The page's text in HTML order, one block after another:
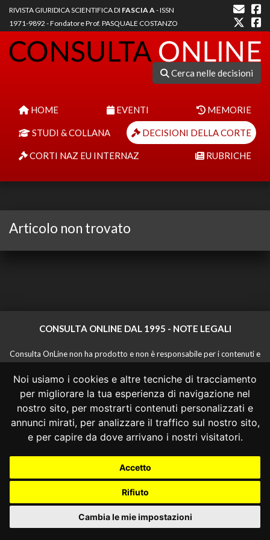
Noi usiamo i cookies e altre tecniche di tracciamento
per migliorare la tua esperienza di navigazione nel
nostro sito, per mostrarti contenuti personalizzati e
annunci mirati, per analizzare il traffico sul nostro sito,
e per capire da dove arrivano i nostri visitatori.
Accetto
Rifiuto
Cambia le mie impostazioni
RIVISTA GIURIDICA SCIENTIFICA DI FASCIA A- ISSN
1971-9892 - Fondatore Prof. PASQUALE COSTANZO
Cerca nelle decisioni
HOME EVENTI MEMORIE
STUDI & COLLANA DECISIONI DELLA CORTE
CORTI NAZ EU INTERNAZ RUBRICHE
Articolo non trovato
CONSULTA ONLINE DAL 1995 - NOTE LEGALI
Consulta OnLine non ha prodotto e non è responsabile per i contenuti e
le informazioni legali di siti collegati.
La consultazione di questi o del materiale contenuto nel sito non
costituisce una relazione di consulenza legale.
Nessuno deve confidare o agire in base alle informazioni disponibili in
questo sito senza una consulenza legale professionale.
info@giurcost.org| Giurisprudenza Costituzionale|